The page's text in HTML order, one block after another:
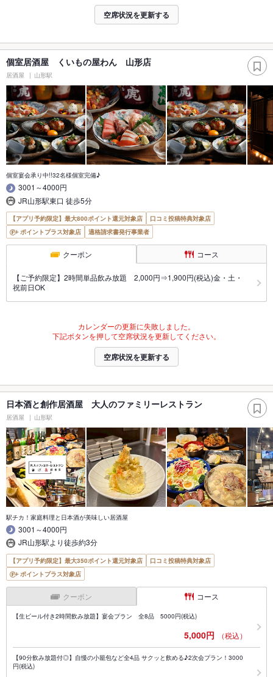
空席状況を更新する
個室居酒屋 くいもの屋わん 山形店
居酒屋 山形駅
個室宴会承り中!!32名様個室完備♪
3001～4000円
JR山形駅東口 徒歩5分
【アプリ予約限定】最大800ポイント還元対象店
口コミ投稿特典対象店
ポイントプラス対象店
適格請求書発行事業者
クーポン コース
【ご予約限定】2時間単品飲み放題 2,000円⇒1,900円(税込)金・土・
祝前日OK
カレンダーの更新に失敗しました。
下記ボタンを押して空席状況を更新してください。
空席状況を更新する
日本酒と創作居酒屋 大人のファミリーレストラン
居酒屋 山形駅
駅チカ！家庭料理と日本酒が美味しい居酒屋
3001～4000円
JR山形駅より徒歩約3分
【アプリ予約限定】最大350ポイント還元対象店
口コミ投稿特典対象店
ポイントプラス対象店
クーポン コース
【生ビール付き2時間飲み放題】宴会プラン 全8品 5000円(税込)
5,000円 （税込）
【90分飲み放題付◎】自慢の小籠包など全4品 サクッと飲める♪2次会プラン！3000
円(税込)